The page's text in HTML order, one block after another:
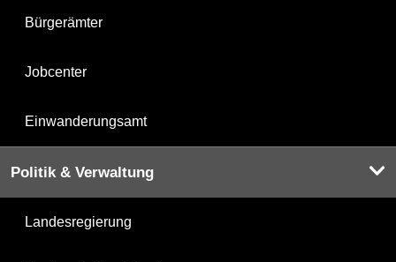
Bürgerämter
Jobcenter
Einwanderungsamt
Politik & Verwaltung
Landesregierung